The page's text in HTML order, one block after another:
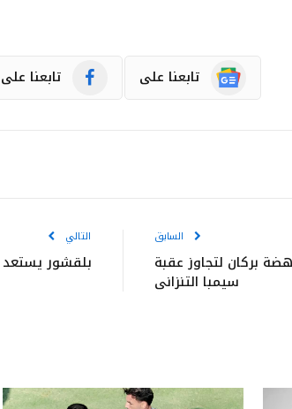
تابعنا على تابعنا على
السابق
بركان لتجاوز عقبة
سيمبا التنزاني
التالي
بلقشور يستعد